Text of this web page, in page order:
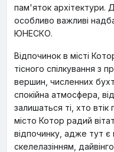
пам'яток архітектури.
особливо важливі
ЮНЕСКО.
Відпочинок в місті
тісного спілкування з
вершин, численних
спокійна атмосфера,
залишаться ті, хто втік
місто Котор радий
відпочинку, адже тут є
скелелазінням,